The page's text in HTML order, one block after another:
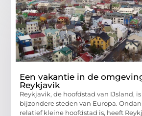
Een vakantie in de
Reykjavik
Reykjavik, de hoofdstad van IJsland,
bijzondere steden van Europa.
relatief kleine hoofdstad is, heeft